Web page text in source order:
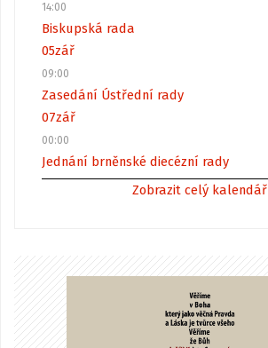
14:00
Biskupská rada
05zář
09:00
Zasedání Ústřední rady
07zář
00:00
Jednání brněnské diecézní rady
Zobrazit celý kalendář